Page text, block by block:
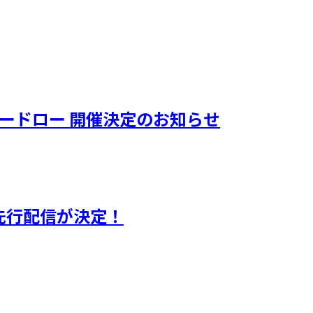
ドロー 開催決定のお知らせ
配信が決定！